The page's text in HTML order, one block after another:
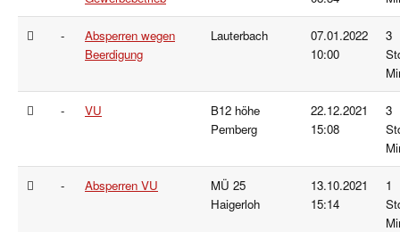
-
Absperren wegen
Beerdigung
Lauterbach
07.01.2022
10:00
3
- VU
B12 höhe
Pemberg
22.12.2021
15:08
3
- Absperren VU
MÜ 25
Haigerloh
13.10.2021
15:14
1